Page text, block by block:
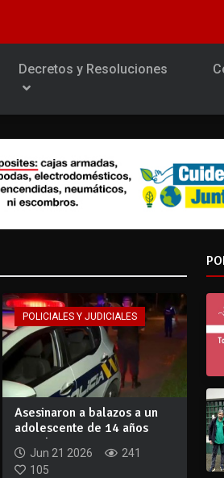
Decretos y Resoluciones
POLICIALES Y JUDICIALES
Asesinaron a balazos a un
adolescente de 14 años
cuando pers...
Jun 21 2026
241
105